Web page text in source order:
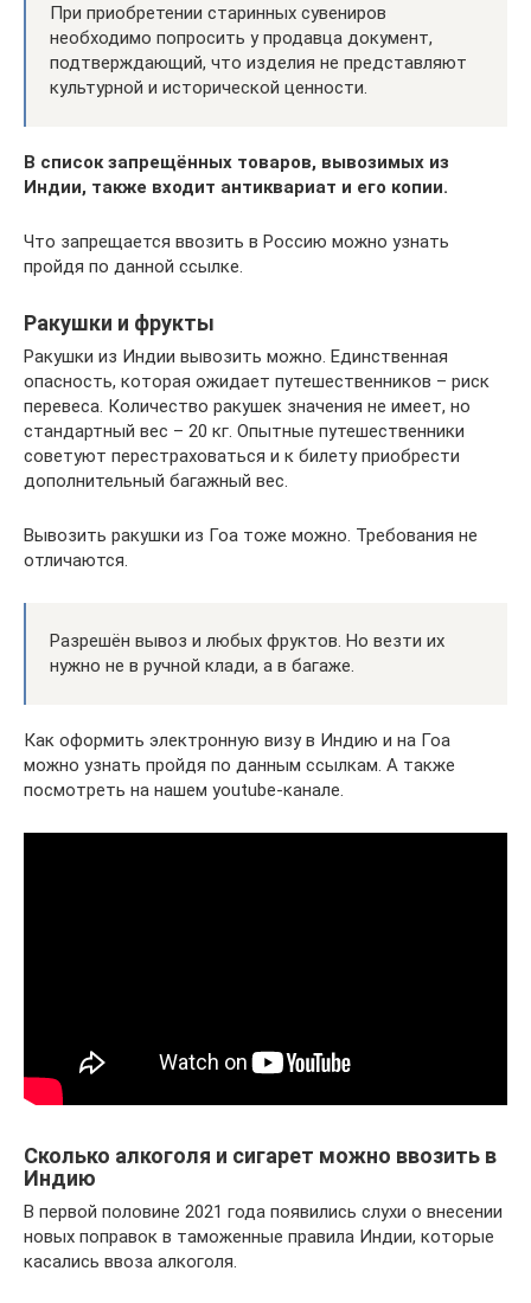
При приобретении старинных сувениров
необходимо попросить у продавца документ,
подтверждающий, что изделия не представляют
культурной и исторической ценности.
В список запрещённых товаров, вывозимых из
Индии, также входит антиквариат и его копии.
Что запрещается ввозить в Россию можно узнать
пройдя по данной ссылке.
Ракушки и фрукты
Ракушки из Индии вывозить можно. Единственная
опасность, которая ожидает путешественников – риск
перевеса. Количество ракушек значения не имеет, но
стандартный вес – 20 кг. Опытные путешественники
советуют перестраховаться и к билету приобрести
дополнительный багажный вес.
Вывозить ракушки из Гоа тоже можно. Требования не
отличаются.
Разрешён вывоз и любых фруктов. Но везти их
нужно не в ручной клади, а в багаже.
Как оформить электронную визу в Индию и на Гоа
можно узнать пройдя по данным ссылкам. А также
посмотреть на нашем youtube-канале.
Сколько алкоголя и сигарет можно ввозить в
Индию
В первой половине 2021 года появились слухи о внесении
новых поправок в таможенные правила Индии, которые
касались ввоза алкоголя.